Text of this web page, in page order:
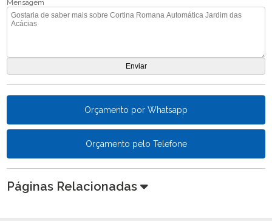
Mensagem
Orçamento por Whatsapp
Orçamento pelo Telefone
Páginas Relacionadas